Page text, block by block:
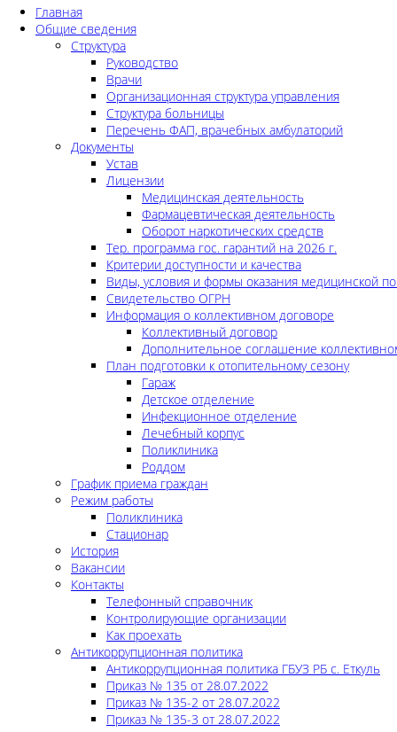
Главная
Общие сведения
Структура
Руководство
Врачи
Организационная структура управления
Структура больницы
Перечень ФАП, врачебных амбулаторий
Документы
Устав
Лицензии
Медицинская деятельность
Фармацевтическая деятельность
Оборот наркотических средств
Тер. программа гос. гарантий на 2026 г.
Критерии доступности и качества
Виды, условия и формы оказания медицинской
Свидетельство ОГРН
Информация о коллективном договоре
Коллективный договор
Дополнительное соглашение
План подготовки к отопительному сезону
Гараж
Детское отделение
Инфекционное отделение
Лечебный корпус
Поликлиника
Роддом
График приема граждан
Режим работы
Поликлиника
Стационар
История
Вакансии
Контакты
Телефонный справочник
Контролирующие организации
Как проехать
Антикоррупционная политика
Антикоррупционная политика ГБУЗ РБ с. Еткуль
Приказ № 135 от 28.07.2022
Приказ № 135-2 от 28.07.2022
Приказ № 135-3 от 28.07.2022